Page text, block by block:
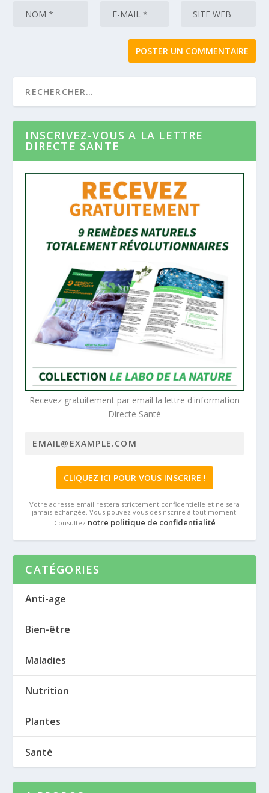
INSCRIVEZ-VOUS A LA LETTRE
DIRECTE SANTE
Recevez gratuitement par email la lettre d'information
Directe Santé
Votre adresse email restera strictement confidentielle et ne sera
jamais échangée. Vous pouvez vous désinscrire à tout moment.
Consultez notre politique de confidentialité
CATÉGORIES
Anti-age
Bien-être
Maladies
Nutrition
Plantes
Santé